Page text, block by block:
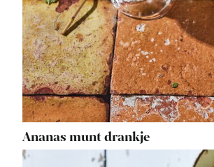
Ananas munt drankje